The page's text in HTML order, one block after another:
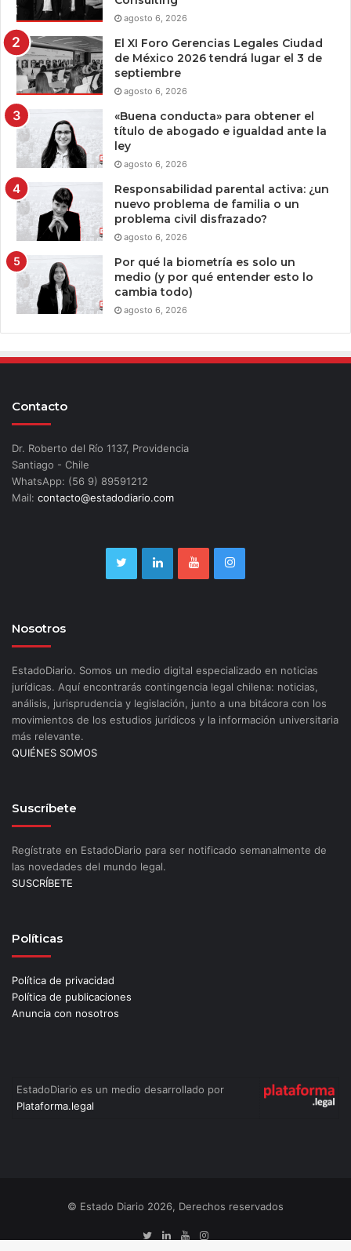
agosto 6, 2026
El XI Foro Gerencias Legales Ciudad
de México 2026 tendrá lugar el 3 de
septiembre
agosto 6, 2026
«Buena conducta» para obtener el
título de abogado e igualdad ante la
ley
agosto 6, 2026
Responsabilidad parental activa: ¿un
nuevo problema de familia o un
problema civil disfrazado?
agosto 6, 2026
Por qué la biometría es solo un
medio (y por qué entender esto lo
cambia todo)
agosto 6, 2026
Contacto
Dr. Roberto del Río 1137, Providencia
Santiago - Chile
WhatsApp: (56 9) 89591212
Mail: contacto@estadodiario.com
Nosotros
EstadoDiario. Somos un medio digital especializado en noticias
jurídicas. Aquí encontrarás contingencia legal chilena: noticias,
análisis, jurisprudencia y legislación, junto a una bitácora con los
movimientos de los estudios jurídicos y la información universitaria
más relevante.
QUIÉNES SOMOS
Suscríbete
Regístrate en EstadoDiario para ser notificado semanalmente de
las novedades del mundo legal.
SUSCRÍBETE
Políticas
Política de privacidad
Política de publicaciones
Anuncia con nosotros
EstadoDiario es un medio desarrollado por
Plataforma.legal
© Estado Diario 2026, Derechos reservados